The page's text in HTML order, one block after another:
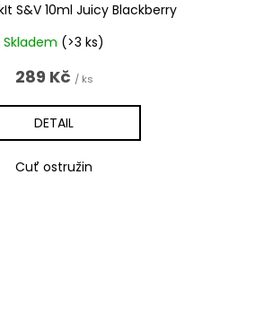
S&V 10ml Juicy Blackberry
Skladem (>3 ks)
289 Kč / ks
DETAIL
Cuť ostružin